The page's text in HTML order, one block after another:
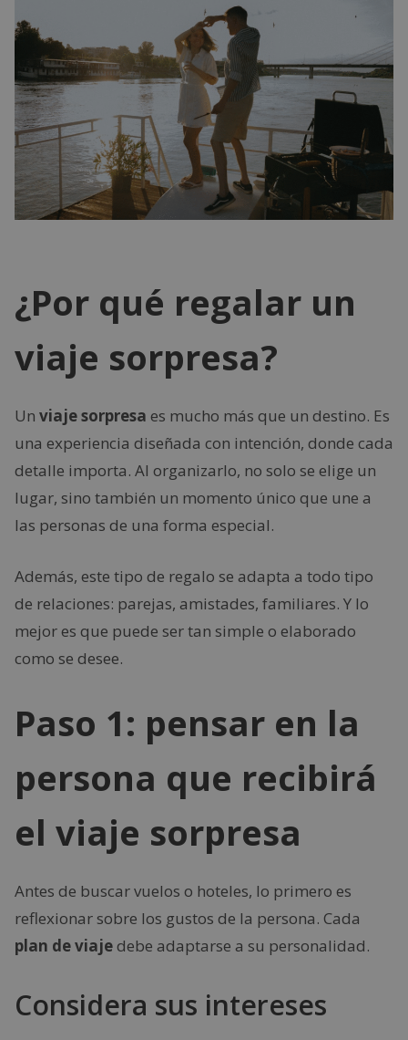
¿Por qué regalar un
viaje sorpresa?
Un viaje sorpresa es mucho más que un destino. Es
una experiencia diseñada con intención, donde cada
detalle importa. Al organizarlo, no solo se elige un
lugar, sino también un momento único que une a
las personas de una forma especial.
Además, este tipo de regalo se adapta a todo tipo
de relaciones: parejas, amistades, familiares. Y lo
mejor es que puede ser tan simple o elaborado
como se desee.
Paso 1: pensar en la
persona que recibirá
el viaje sorpresa
Antes de buscar vuelos o hoteles, lo primero es
reflexionar sobre los gustos de la persona. Cada
plan de viajedebe adaptarse a su personalidad.
Considera sus intereses